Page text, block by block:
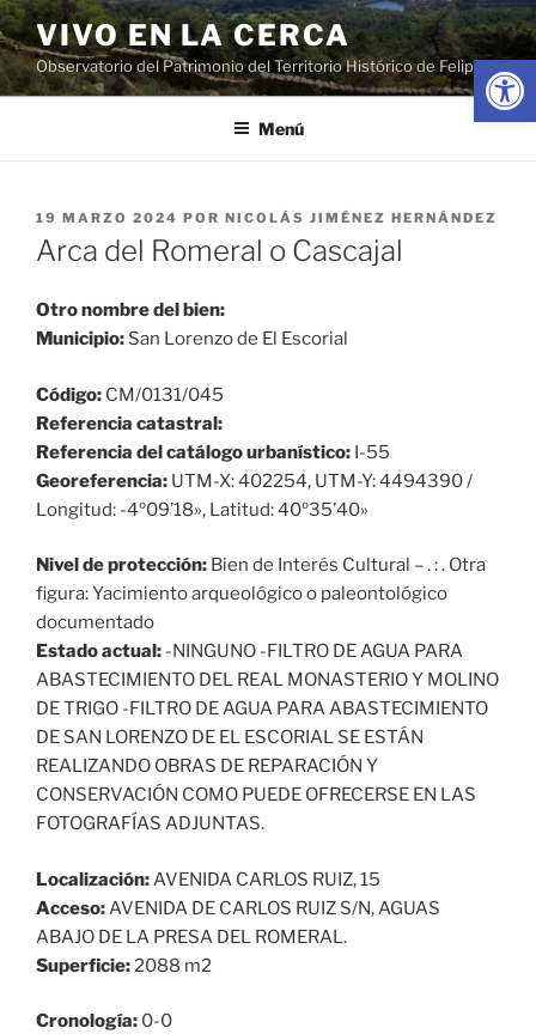
Abrir
Saltar
al
contenido
VIVO EN LA CERCA
Observatorio del Patrimonio del Territorio Histórico de Felipe II
Menú
PUBLICADO
EL
19 MARZO 2024 POR NICOLÁS JIMÉNEZ HERNÁNDEZ
Arca del Romeral o Cascajal
Otro nombre del bien:
Municipio: San Lorenzo de El Escorial
Código: CM/0131/045
Referencia catastral:
Referencia del catálogo urbanístico: I-55
Georeferencia: UTM-X: 402254, UTM-Y: 4494390 /
Longitud: -4º09’18», Latitud: 40º35’40»
Nivel de protección: Bien de Interés Cultural – . : . Otra
figura: Yacimiento arqueológico o paleontológico
documentado
Estado actual: -NINGUNO -FILTRO DE AGUA PARA
ABASTECIMIENTO DEL REAL MONASTERIO Y MOLINO
DE TRIGO -FILTRO DE AGUA PARA ABASTECIMIENTO
DE SAN LORENZO DE EL ESCORIAL SE ESTÁN
REALIZANDO OBRAS DE REPARACIÓN Y
CONSERVACIÓN COMO PUEDE OFRECERSE EN LAS
FOTOGRAFÍAS ADJUNTAS.
Localización:AVENIDA CARLOS RUIZ, 15
Acceso:AVENIDA DE CARLOS RUIZ S/N, AGUAS
ABAJO DE LA PRESA DEL ROMERAL.
Superficie:2088 m2
Cronología: 0-0